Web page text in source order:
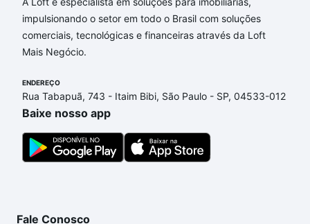
nossas opções de financiamento imobiliário as
parcelas podem se adequar ao seu orçamento. Se
ainda tem alguma dúvida dos custos envolvidos no
custa comprar um apartamento
gente para comprar o imóvel dos seus sonhos com
segurança e conforto. Loft, com você até as
chaves.
impulsionando o setor em todo o Brasil com soluções
comerciais, tecnológicas e financeiras através da Loft
Mais Negócio.
ENDEREÇO
Rua Tabapuã, 743 - Itaim Bibi, São Paulo - SP, 04533-012
Baixe nosso app
Fale Conosco